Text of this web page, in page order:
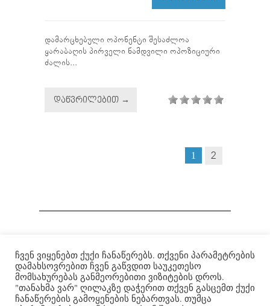
დამარცხებული ოპონენტი შესაძლოა
ყარაბაღის პირველი ნამდვილი ოპოზიციური
ძალის...
ᲓᲐᲬᲕᲠᲘᲚᲔᲑᲘᲗ →
1 2
Institute for War and Peace Reporting|ომისა და მშვიდობის
გაშუქების ინსტიტუტი| © 2007-2022
ჩვენ ვიყენებთ ქუქი ჩანაწერებს. თქვენი პარამეტრების
დამახსოვრებით ჩვენ გაწვდით საუკეთესო
მომსახურებას განმეორებითი ვიზიტების დროს.
"თანახმა ვარ" ღილაკზე დაჭერით თქვენ გასცემთ ქუქი
ჩანაწერების გამოყენების ნებართვას. თუმცა